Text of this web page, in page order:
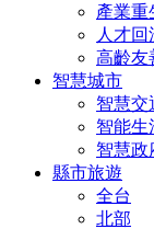
產業重
人才回
高齡友
智慧城市
智慧交
智能生
智慧政
縣市旅遊
全台
北部